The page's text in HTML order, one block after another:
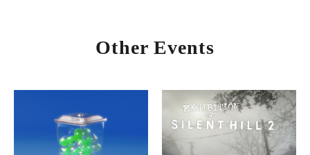
Other Events